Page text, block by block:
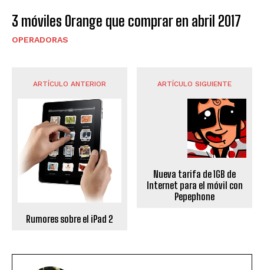
3 móviles Orange que comprar en abril 2017
OPERADORAS
ARTÍCULO ANTERIOR
Rumores sobre el iPad 2
ARTÍCULO SIGUIENTE
Nueva tarifa de 1GB de
Internet para el móvil con
Pepephone